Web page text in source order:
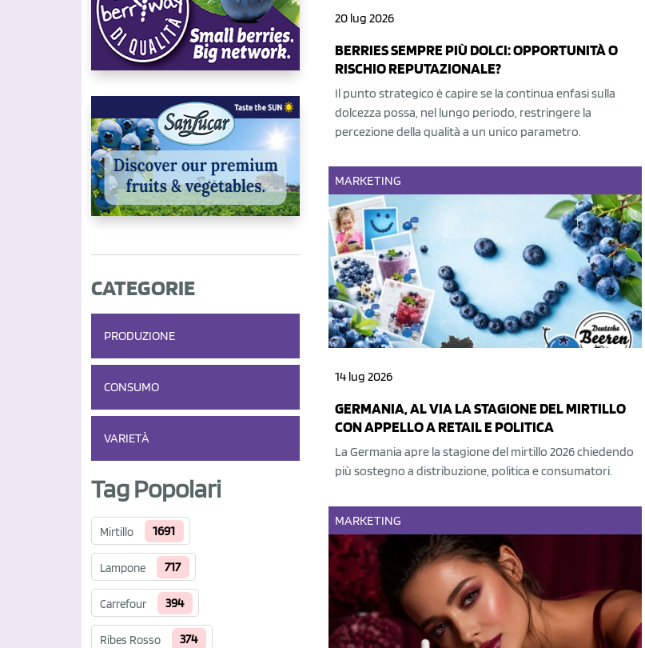
CATEGORIE
PRODUZIONE
CONSUMO
VARIETÀ
Tag Popolari
Mirtillo 1691
Lampone 717
Carrefour 394
Ribes Rosso 374
20 lug 2026
BERRIES SEMPRE PIÙ DOLCI: OPPORTUNITÀ O
RISCHIO REPUTAZIONALE?
Il punto strategico è capire se la continua enfasi sulla
dolcezza possa, nel lungo periodo, restringere la
percezione della qualità a un unico parametro.
MARKETING
14 lug 2026
GERMANIA, AL VIA LA STAGIONE DEL MIRTILLO
CON APPELLO A RETAIL E POLITICA
La Germania apre la stagione del mirtillo 2026 chiedendo
più sostegno a distribuzione, politica e consumatori.
MARKETING